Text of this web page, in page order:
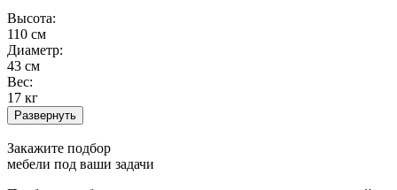
Высота:
110 см
Диаметр:
43 см
Вес:
17 кг
Развернуть
Закажите подбор
мебели под ваши задачи